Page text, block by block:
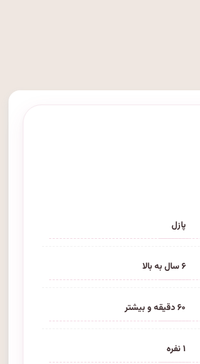
پازل
۶ سال به بالا
۶۰ دقیقه و بیشتر
۱ نفره